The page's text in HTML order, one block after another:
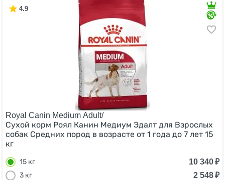
4.9
Royal Canin Medium Adult/
Сухой корм Роял Канин Медиум Эдалт для Взрослых
собак Средних пород в возрасте от 1 года до 7 лет 15
кг
15 кг 10 340₽
3 кг
2 548₽